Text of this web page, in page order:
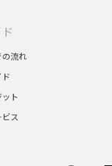
流れ
ト
ス